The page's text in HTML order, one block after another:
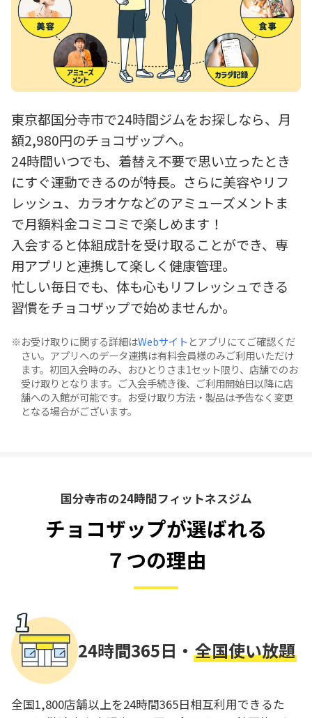
東京都国分寺市で24時間ジムをお探しなら、月
額2,980円のチョコザップへ。
24時間いつでも、着替え不要で思い立ったとき
にすぐ運動できるのが特長。さらに美容やリフ
レッシュ、カラオケなどのアミューズメントま
で月額料金コミコミで楽しめます！
入会すると体組成計を受け取ることができ、専
用アプリと連携して楽しく健康管理。
忙しい毎日でも、体も心もリフレッシュできる
習慣をチョコザップで始めませんか。
お受け取りに関する詳細はWebサイト とアプリにてご確認くだ
さい。アプリへのデータ連携は有料会員様のみご利用いただけ
ます。初回入会時のみ、おひとりさま1セット限り、店舗でのお
受け取りとなります。ご入会手続き後、ご利用開始日以降に店
舗への入館が可能です。お受け取り方法・製品は予告なく変更
となる場合がございます。
国分寺市の24時間フィットネスジム
チョコザップが選ばれる
７つの理由
24時間365日・ 全国使い放題
全国1,800店舗以上を24時間365日相互利用できるた